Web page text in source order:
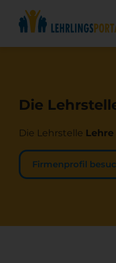
Die
Die Lehrstelle
Firmenprofil